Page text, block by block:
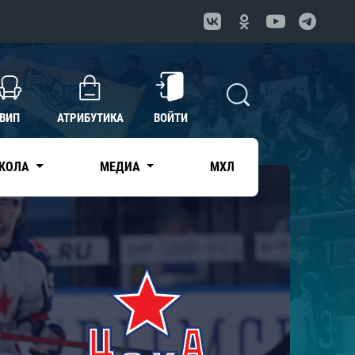
ВИП АТРИБУТИКА ВОЙТИ
МЕДИА МХЛ